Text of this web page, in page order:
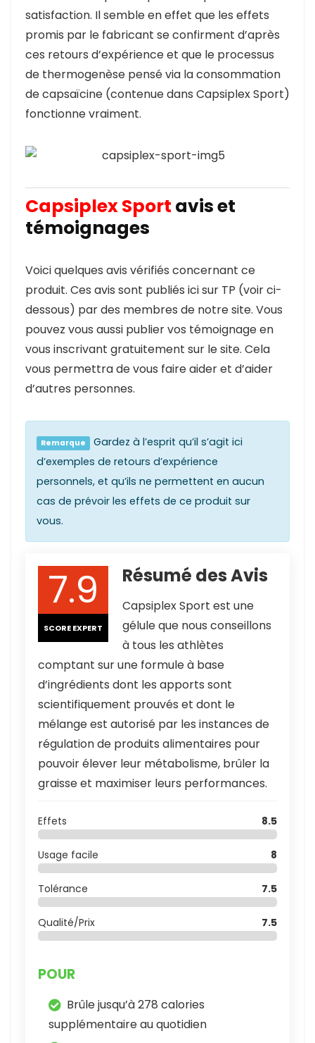
satisfaction. Il semble en effet que les effets
promis par le fabricant se confirment d’après
ces retours d’expérience et que le processus
de thermogenèse pensé via la consommation
de capsaïcine (contenue dans Capsiplex Sport)
fonctionne vraiment.
Capsiplex Sport avis et
témoignages
Voici quelques avis vérifiés concernant ce
produit. Ces avis sont publiés ici sur TP (voir ci-
dessous) par des membres de notre site. Vous
pouvez vous aussi publier vos témoignage en
vous inscrivant gratuitement sur le site. Cela
vous permettra de vous faire aider et d’aider
d’autres personnes.
Remarque
Gardez à l’esprit qu’il s’agit ici
d’exemples de retours d’expérience
personnels, et qu’ils ne permettent en aucun
cas de prévoir les effets de ce produit sur
vous.
7.9
SCORE EXPERT
Résumé des Avis
Capsiplex Sport est une
gélule que nous conseillons
à tous les athlètes
comptant sur une formule à base
d’ingrédients dont les apports sont
scientifiquement prouvés et dont le
mélange est autorisé par les instances de
régulation de produits alimentaires pour
pouvoir élever leur métabolisme, brûler la
graisse et maximiser leurs performances.
Effets 8.5
Usage facile 8
Tolérance 7.5
Qualité/Prix 7.5
POUR
Brûle jusqu’à 278 calories
supplémentaire au quotidien